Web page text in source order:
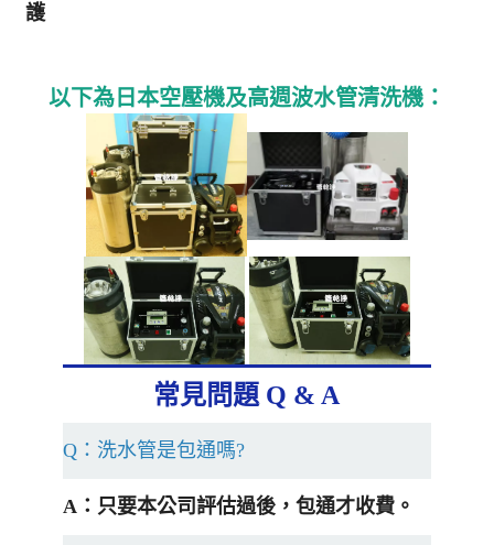
護
以下為日本空壓機及高週波水管清洗機：
常見問題 Q & A
Q：洗水管是包通嗎?
A：只要本公司評估過後，包通才收費。